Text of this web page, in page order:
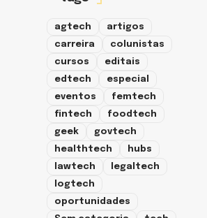
agtech
artigos
carreira
colunistas
cursos
editais
edtech
especial
eventos
femtech
fintech
foodtech
geek
govtech
healthtech
hubs
lawtech
legaltech
logtech
oportunidades